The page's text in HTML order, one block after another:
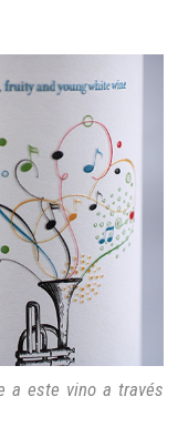
a este vino a través